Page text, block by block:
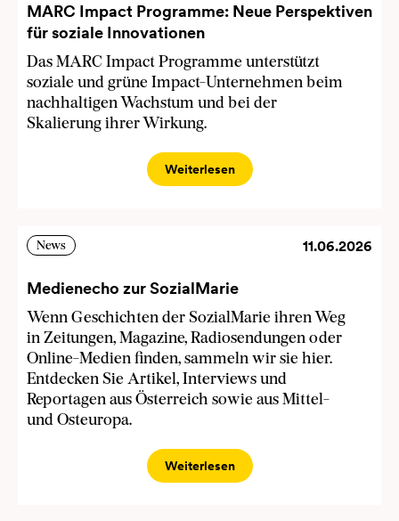
MARC Impact Programme: Neue Perspektiven
für soziale Innovationen
Das MARC Impact Programme unterstützt
soziale und grüne Impact-Unternehmen beim
nachhaltigen Wachstum und bei der
Skalierung ihrer Wirkung.
Weiterlesen
News 11.06.2026
Medienecho zur SozialMarie
Wenn Geschichten der SozialMarie ihren Weg
in Zeitungen, Magazine, Radiosendungen oder
Online-Medien finden, sammeln wir sie hier.
Entdecken Sie Artikel, Interviews und
Reportagen aus Österreich sowie aus Mittel-
und Osteuropa.
Weiterlesen